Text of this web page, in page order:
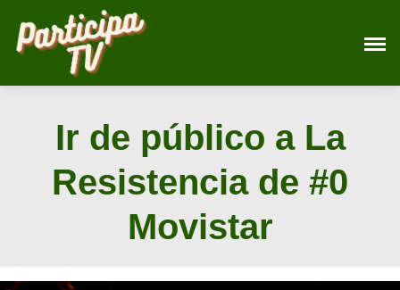
contenido
Ir de público a La
Resistencia de #0
Movistar